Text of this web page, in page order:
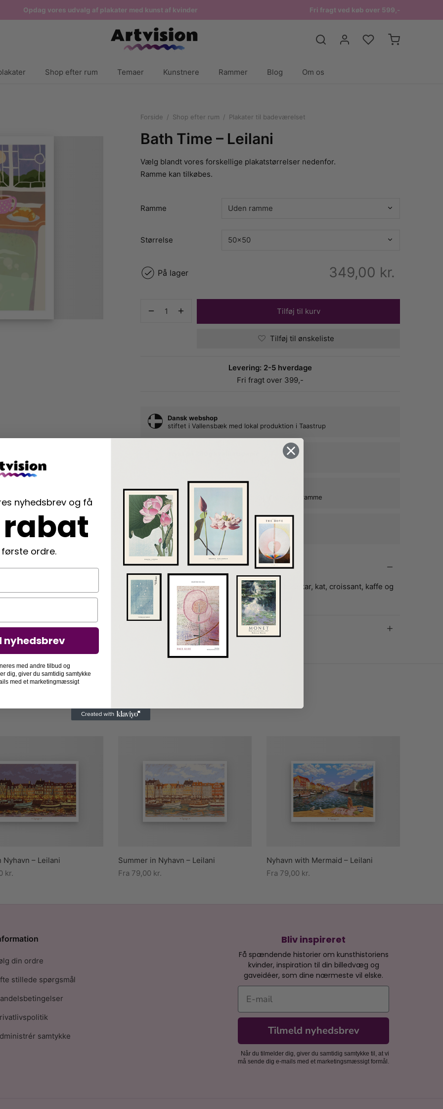
Opdag vores udvalg af plakater med kunst af kvinder Fri fragt ved køb over 599,-
Shop efter rum Temaer Kunstnere Rammer Blog Om os
Forside / Shop efter rum / Plakater til badeværelset
Bath Time – Leilani
Vælg blandt vores forskellige plakatstørrelser nedenfor.
Ramme kan tilkøbes.
Ramme
Størrelse
349,00 kr.
På lager
Tilføj til kurv
Tilføj til ønskeliste
Levering: 2-5 hverdage
Fri fragt over 399,-
Dansk webshop
stiftet i Vallensbæk med lokal produktion i Taastrup
der fremhæver din plakats farver og form
Nem indramning
vi rammer din plakat ind, når du tilkøber en ramme
Langtidsholdbare rammer i egetræ
der beskytter dine plakater mange år frem
Beskrivelse
Leilani har her skabt en skøn scene med badekar, kat, croissant, kaffe og
en god bog. Hvad mere kan man ønske sig?
Nyhavn – Leilani
kr.
Summer in Nyhavn – Leilani
Fra 79,00 kr.
Nyhavn with Mermaid – Leilani
Fra 79,00 kr.
Bliv inspireret
Få spændende historier om kunsthistoriens
kvinder, inspiration til din billedvæg og
gaveidéer, som dine nærmeste vil elske.
E-mail
Tilmeld nyhedsbrev
Når du tilmelder dig, giver du samtidig samtykke til, at vi
må sende dig e-mails med et marketingsmæssigt formål.
din ordre
stillede spørgsmål
samtykke
nyhedsbrev og få
rabat
første ordre.
nyhedsbrev
med andre tilbud og
dig, giver du samtidig samtykke
med et marketingmæssigt